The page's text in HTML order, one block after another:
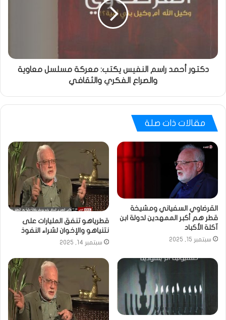
دكتور أحمد راسم النفيس يكتب: معركة مسلسل معاوية
والصراع الفكري والثقافي
مقالات ذات صلة
القرضاوي السفياني ومشيخة
قطر هم أكبر الممهدين لدولة ابن
آكلة الأكباد
سبتمبر 15, 2025
قطرياهو تنفق المليارات على
نتنياهو والإخوان لشراء النفوذ
سبتمبر 14, 2025